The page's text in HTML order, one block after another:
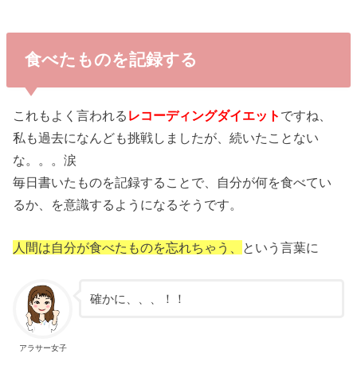
食べたものを記録する
これもよく言われる レコーディングダイエット ですね、
私も過去になんども挑戦しましたが、続いたことない
な。。。涙
毎日書いたものを記録することで、自分が何を食べてい
るか、を意識するようになるそうです。
人間は自分が食べたものを忘れちゃう、 という言葉に
アラサー女子
確かに、、、！！